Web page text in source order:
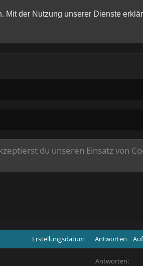
Mit der Nutzung unserer Dienste
du unseren Einsatz von
Erstellungsdatum Antworten
Antworten: